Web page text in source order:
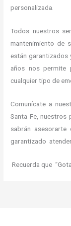
personalizada.
Todos nuestros
mantenimiento de
están garantizados
años nos permite
cualquier tipo de
Comunícate a
Santa Fe, nuestros
sabrán
garantizado
Recuerda que